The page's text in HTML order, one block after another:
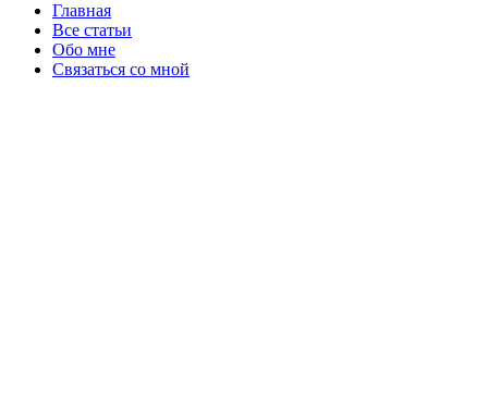
Главная
Все статьи
Обо мне
Связаться со мной